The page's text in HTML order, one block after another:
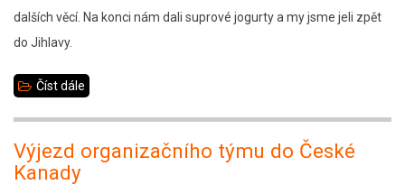
dalších věcí. Na konci nám dali suprové jogurty a my jsme jeli zpět
do Jihlavy.
Číst dále
a
Výjezd organizačního týmu do České
Kanady